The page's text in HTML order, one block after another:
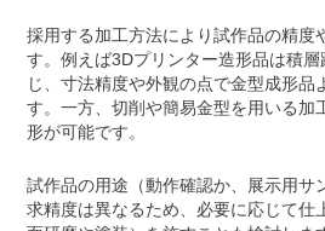
採用する加工方法により試作品の精度
す。例えば3Dプリンター造形品は積
じ、寸法精度や外観の点で金型成形品
す。一方、切削や簡易金型を用いる加
形が可能です。
試作品の用途（動作確認か、展示用サ
求精度は異なるため、必要に応じて仕